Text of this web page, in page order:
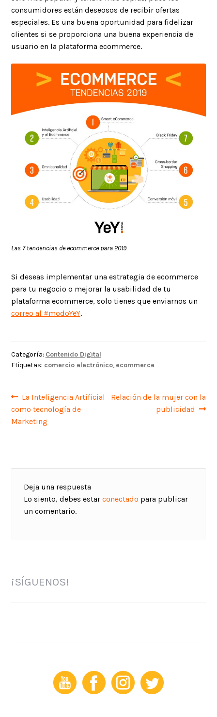
consumidores están deseosos de recibir ofertas
especiales. Es una buena oportunidad para fidelizar
clientes si se proporciona una buena experiencia de
usuario en la plataforma ecommerce.
Las 7 tendencias de ecommerce para 2019
Si deseas implementar una estrategia de ecommerce
para tu negocio o mejorar la usabilidad de tu
plataforma ecommerce, solo tienes que enviarnos un
correo al #modoYeY.
Categoría: Contenido Digital
Etiquetas: comercio electrónico, ecommerce
Navegación
de
entradas
Anterior:
La Inteligencia Artificial
como tecnología de
Marketing
Siguiente:
Relación de la mujer con la
publicidad
Deja una respuesta
Lo siento, debes estar conectado para publicar
un comentario.
¡SÍGUENOS!